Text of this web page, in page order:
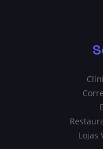
Lojas